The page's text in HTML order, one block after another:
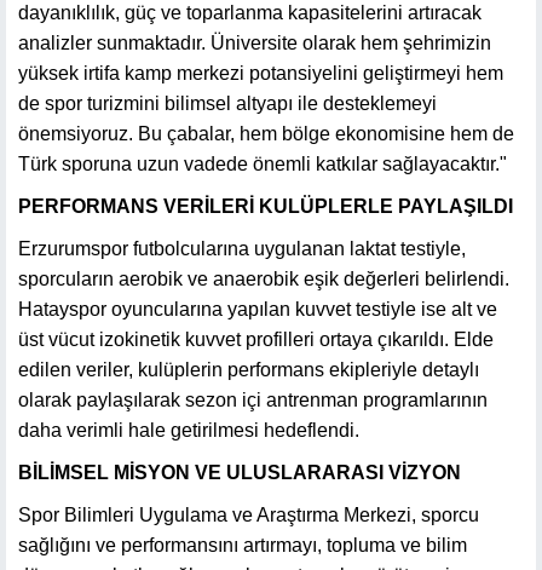
dayanıklılık, güç ve toparlanma kapasitelerini artıracak
analizler sunmaktadır. Üniversite olarak hem şehrimizin
yüksek irtifa kamp merkezi potansiyelini geliştirmeyi hem
de spor turizmini bilimsel altyapı ile desteklemeyi
önemsiyoruz. Bu çabalar, hem bölge ekonomisine hem de
Türk sporuna uzun vadede önemli katkılar sağlayacaktır."
PERFORMANS VERİLERİ KULÜPLERLE PAYLAŞILDI
Erzurumspor futbolcularına uygulanan laktat testiyle,
sporcuların aerobik ve anaerobik eşik değerleri belirlendi.
Hatayspor oyuncularına yapılan kuvvet testiyle ise alt ve
üst vücut izokinetik kuvvet profilleri ortaya çıkarıldı. Elde
edilen veriler, kulüplerin performans ekipleriyle detaylı
olarak paylaşılarak sezon içi antrenman programlarının
daha verimli hale getirilmesi hedeflendi.
BİLİMSEL MİSYON VE ULUSLARARASI VİZYON
Spor Bilimleri Uygulama ve Araştırma Merkezi, sporcu
sağlığını ve performansını artırmayı, topluma ve bilim